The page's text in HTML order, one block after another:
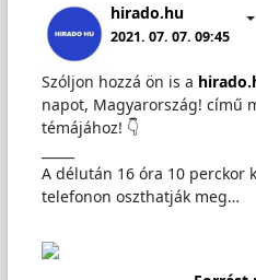
hirado.hu
2021. 07. 07. 09:45
Szóljon hozzá ön is a
napot, Magyarország! című
témájához! 👇
A délután 16 óra 10 perckor
telefonon oszthatják meg…